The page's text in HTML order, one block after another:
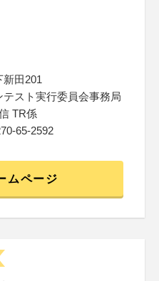
田201
スト実行委員会事務局
TR係
65-2592
ムページ